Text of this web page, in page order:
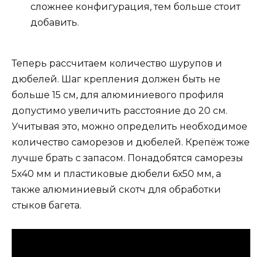
сложнее конфигурация, тем больше стоит
добавить.
Теперь рассчитаем количество шурупов и
дюбелей. Шаг крепления должен быть не
больше 15 см, для алюминиевого профиля
допустимо увеличить расстояние до 20 см.
Учитывая это, можно определить необходимое
количество саморезов и дюбелей. Крепёж тоже
лучше брать с запасом. Понадобятся саморезы
5х40 мм и пластиковые дюбели 6х50 мм, а
также алюминиевый скотч для обработки
стыков багета.